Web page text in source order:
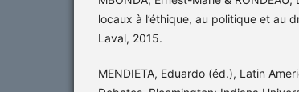
locaux à l’éthique, au politique et au
Laval, 2015.
MENDIETA, Eduardo (éd.), Latin